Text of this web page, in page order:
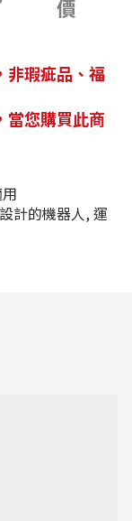
價
非瑕疵品、福
您購買此商
計的機器人, 運